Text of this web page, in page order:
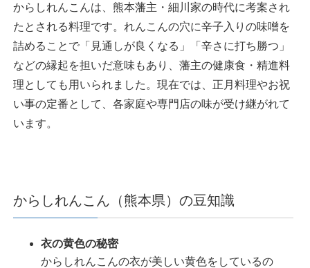
からしれんこんは、熊本藩主・細川家の時代に考案され
たとされる料理です。れんこんの穴に辛子入りの味噌を
詰めることで「見通しが良くなる」「辛さに打ち勝つ」
などの縁起を担いだ意味もあり、藩主の健康食・精進料
理としても用いられました。現在では、正月料理やお祝
い事の定番として、各家庭や専門店の味が受け継がれて
います。
からしれんこん（熊本県）の豆知識
衣の黄色の秘密
からしれんこんの衣が美しい黄色をしているの